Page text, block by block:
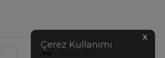
X
Çerez Kullanımı